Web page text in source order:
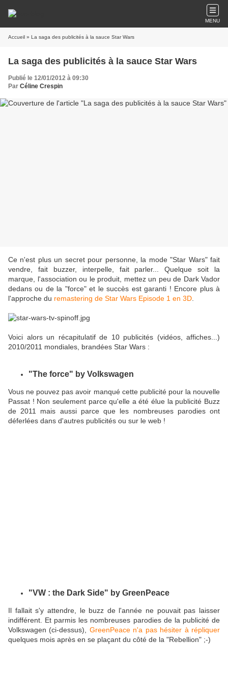
MENU
Accueil » La saga des publicités à la sauce Star Wars
La saga des publicités à la sauce Star Wars
Publié le 12/01/2012 à 09:30
Par Céline Crespin
Ce n'est plus un secret pour personne, la mode "Star Wars" fait
vendre, fait buzzer, interpelle, fait parler... Quelque soit la
marque, l'association ou le produit, mettez un peu de Dark Vador
dedans ou de la "force" et le succès est garanti ! Encore plus à
l'approche du remastering de Star Wars Episode 1 en 3D
Voici alors un récapitulatif de 10 publicités (vidéos, affiches...)
2010/2011 mondiales, brandées Star Wars :
"The force" by Volkswagen
Vous ne pouvez pas avoir manqué cette publicité pour la nouvelle
Passat ! Non seulement parce qu'elle a été élue la publicité Buzz
de 2011 mais aussi parce que les nombreuses parodies ont
déferlées dans d'autres publicités ou sur le web !
"VW : the Dark Side" by GreenPeace
Il fallait s'y attendre, le buzz de l'année ne pouvait pas laisser
indifférent. Et parmis les nombreuses parodies de la publicité de
Volkswagen (ci-dessus), GreenPeace n'a pas hésiter à répliquer
quelques mois après en se plaçant du côté de la "Rebellion" ;-)